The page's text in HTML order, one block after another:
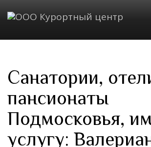
Санатории,
пансионаты
Подмосковья,
услугу: